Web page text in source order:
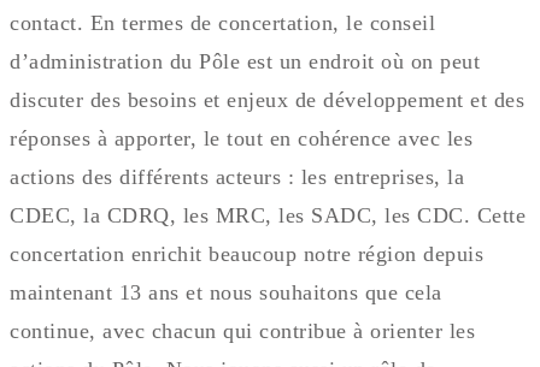
contact. En termes de concertation, le conseil
d’administration du Pôle est un endroit où on peut
discuter des besoins et enjeux de développement et des
réponses à apporter, le tout en cohérence avec les
actions des différents acteurs : les entreprises, la
CDEC, la CDRQ, les MRC, les SADC, les CDC. Cette
concertation enrichit beaucoup notre région depuis
maintenant 13 ans et nous souhaitons que cela
continue, avec chacun qui contribue à orienter les